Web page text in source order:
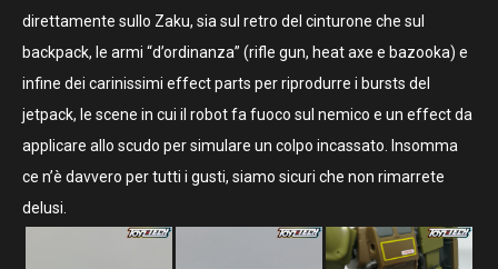
direttamente sullo Zaku, sia sul retro del cinturone che sul
backpack, le armi “d’ordinanza” (rifle gun, heat axe e bazooka) e
infine dei carinissimi effect parts per riprodurre i bursts del
jetpack, le scene in cui il robot fa fuoco sul nemico e un effect da
applicare allo scudo per simulare un colpo incassato. Insomma
ce n’è davvero per tutti i gusti, siamo sicuri che non rimarrete
delusi.